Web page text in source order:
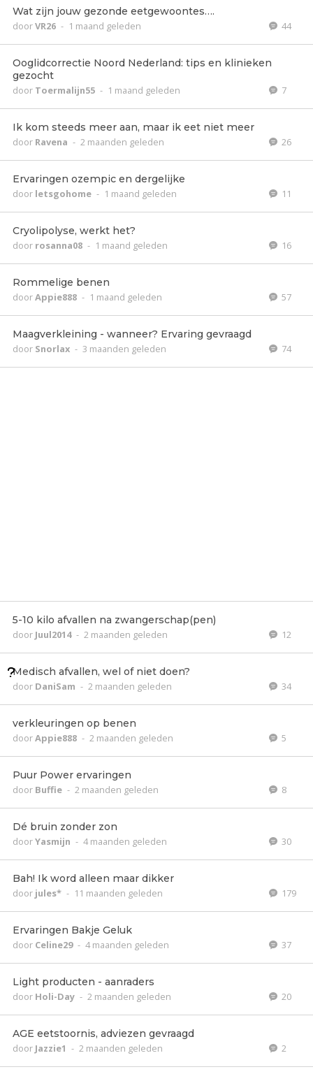
Wat zijn jouw gezonde eetgewoontes….
doorVR26 - 1 maand geleden 44
Ooglidcorrectie Noord Nederland: tips en klinieken
gezocht
door Toermalijn55 - 1 maand geleden 7
Ik kom steeds meer aan, maar ik eet niet meer
door Ravena - 2 maanden geleden 26
Ervaringen ozempic en dergelijke
door letsgohome - 1 maand geleden 11
Cryolipolyse, werkt het?
door rosanna08 - 1 maand geleden 16
Rommelige benen
doorAppie888 - 1 maand geleden 57
Maagverkleining - wanneer? Ervaring gevraagd
door Snorlax - 3 maanden geleden 74
5-10 kilo afvallen na zwangerschap(pen)
door Juul2014 - 2 maanden geleden 12
Medisch afvallen, wel of niet doen?
door DaniSam - 2 maanden geleden 34
verkleuringen op benen
doorAppie888 - 2 maanden geleden 5
Puur Power ervaringen
door Buffie - 2 maanden geleden 8
Dé bruin zonder zon
doorYasmijn - 4 maanden geleden 30
Bah! Ik word alleen maar dikker
door jules* - 11 maanden geleden 179
Ervaringen Bakje Geluk
door Celine29 - 4 maanden geleden 37
Light producten - aanraders
door Holi-Day - 2 maanden geleden 20
AGE eetstoornis, adviezen gevraagd
door Jazzie1 - 2 maanden geleden 2